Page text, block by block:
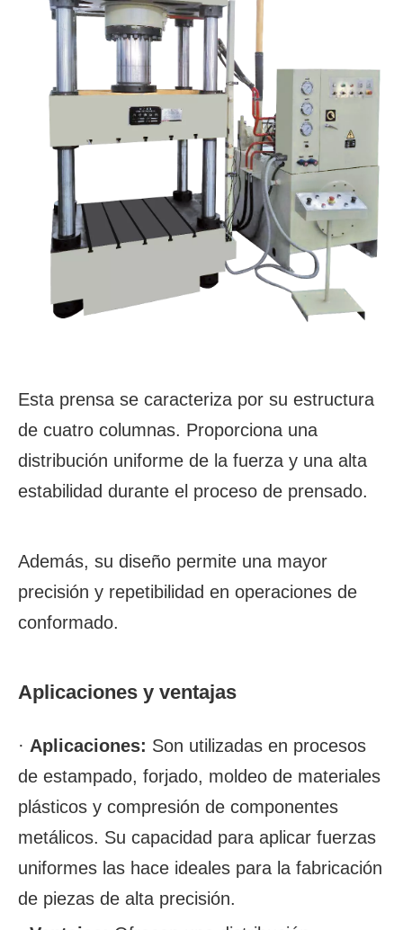
Esta prensa se caracteriza por su estructura
de cuatro columnas. Proporciona una
distribución uniforme de la fuerza y una alta
estabilidad durante el proceso de prensado.
Además, su diseño permite una mayor
precisión y repetibilidad en operaciones de
conformado.
Aplicaciones y ventajas
· Aplicaciones: Son utilizadas en procesos
de estampado, forjado, moldeo de materiales
plásticos y compresión de componentes
metálicos. Su capacidad para aplicar fuerzas
uniformes las hace ideales para la fabricación
de piezas de alta precisión.